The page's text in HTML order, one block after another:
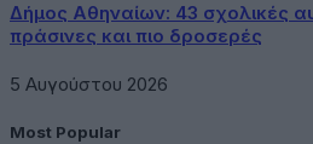
Δήμος Αθηναίων: 43 σχολικές
πράσινες και πιο δροσερές
5 Αυγούστου 2026
Most Popular